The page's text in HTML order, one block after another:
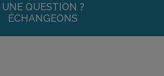
UNE QUESTION ?
ÉCHANGEONS